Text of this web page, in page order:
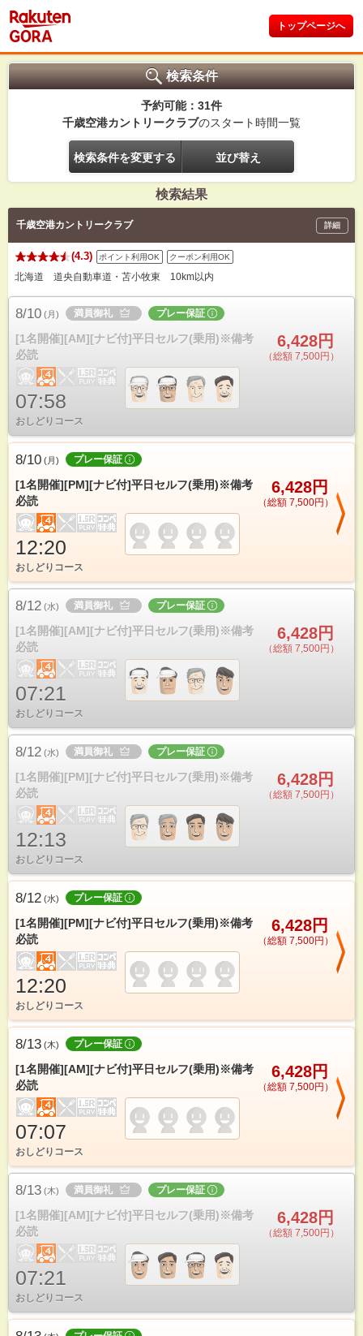
トップページへ
検索条件
予約可能：31件
千歳空港カントリークラブのスタート時間一覧
検索条件を変更する 並び替え
検索結果
千歳空港カントリークラブ 詳細
(4.3) ポイント利用OK クーポン利用OK
北海道 道央自動車道・苫小牧東 10km以内
8/10 (月) 満員御礼 プレー保証
[1名開催][AM][ナビ付]平日セルフ(乗用)※備考
必読
6,428円
（総額 7,500円）
07:58
おしどりコース
8/10 (月) プレー保証
[1名開催][PM][ナビ付]平日セルフ(乗用)※備考
必読
6,428円
（総額 7,500円）
12:20
おしどりコース
8/12 (水) 満員御礼 プレー保証
[1名開催][AM][ナビ付]平日セルフ(乗用)※備考
必読
6,428円
（総額 7,500円）
07:21
おしどりコース
8/12 (水) 満員御礼 プレー保証
[1名開催][PM][ナビ付]平日セルフ(乗用)※備考
必読
6,428円
（総額 7,500円）
12:13
おしどりコース
8/12 (水) プレー保証
[1名開催][PM][ナビ付]平日セルフ(乗用)※備考
必読
6,428円
（総額 7,500円）
12:20
おしどりコース
8/13 (木) プレー保証
[1名開催][AM][ナビ付]平日セルフ(乗用)※備考
必読
6,428円
（総額 7,500円）
07:07
おしどりコース
8/13 (木) 満員御礼 プレー保証
[1名開催][AM][ナビ付]平日セルフ(乗用)※備考
必読
6,428円
（総額 7,500円）
07:21
おしどりコース